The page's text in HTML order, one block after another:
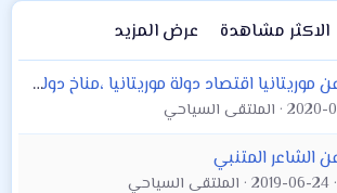
الاكثر مشاهدة
عرض المزيد
معلومات عن موريتانيا اقتصاد دولة موريتانيا ،مناخ دولة موريتانيادخول الإسلام
2020- الملتقى السياحي
الشاعر المتنبي
2019-06-24 الملتقى السياحي